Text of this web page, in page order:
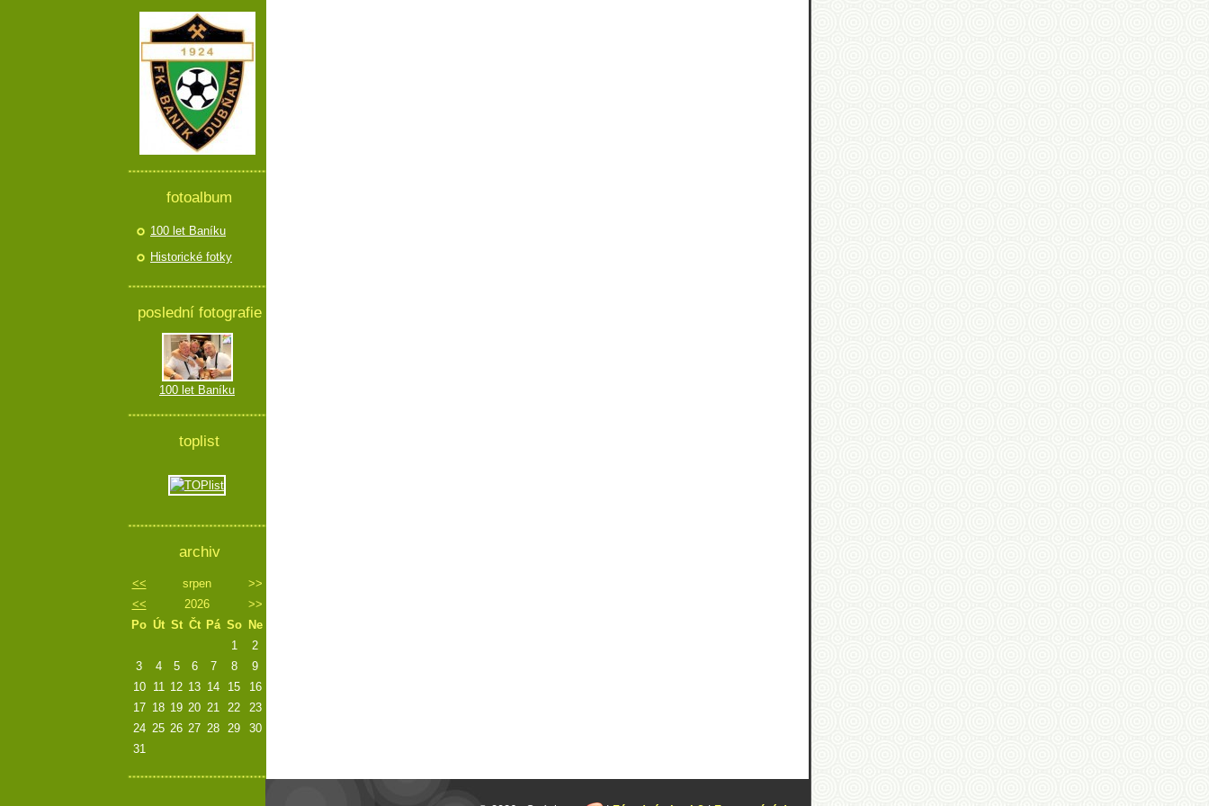
fotoalbum
100 let Baníku
Historické fotky
poslední fotografie
100 let Baníku
toplist
archiv
<< srpen
>>
<<
2026
>>
Po Út St Čt Pá So
Ne
1
2
3
4 5 6 7 8
9
10
11 12 13 14 15
16
17 18 19 20 21 22
23
24 25 26 27 28 29
30
31